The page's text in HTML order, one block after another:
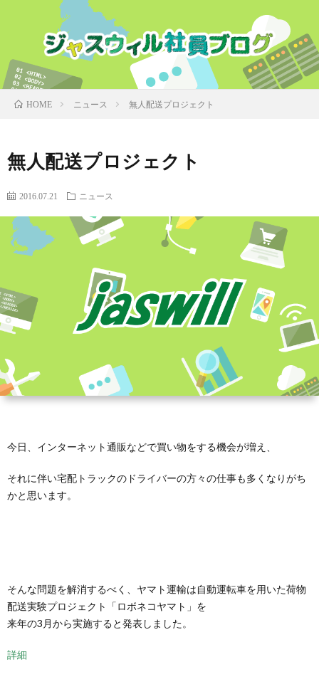
HOME ニュース 無人配送プロジェクト
無人配送プロジェクト
2016.07.21 ニュース
今日、インターネット通販などで買い物をする機会が増え、
それに伴い宅配トラックのドライバーの方々の仕事も多くなりがち
かと思います。
そんな問題を解消するべく、ヤマト運輸は自動運転車を用いた荷物
配送実験プロジェクト「ロボネコヤマト」を
来年の3月から実施すると発表しました。
詳細